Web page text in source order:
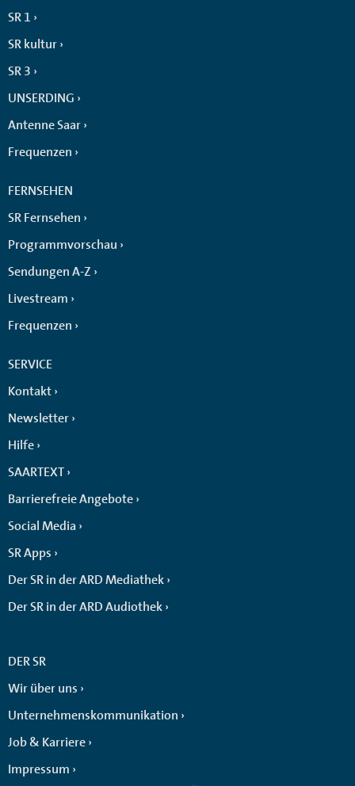
SR 1
SR kultur
SR 3
UNSERDING
Antenne Saar
Frequenzen
FERNSEHEN
SR Fernsehen
Programmvorschau
Sendungen A-Z
Livestream
Frequenzen
SERVICE
Kontakt
Newsletter
Hilfe
SAARTEXT
Barrierefreie Angebote
Social Media
SR Apps
Der SR in der ARD Mediathek
Der SR in der ARD Audiothek
DER SR
Wir über uns
Unternehmenskommunikation
Job & Karriere
Impressum